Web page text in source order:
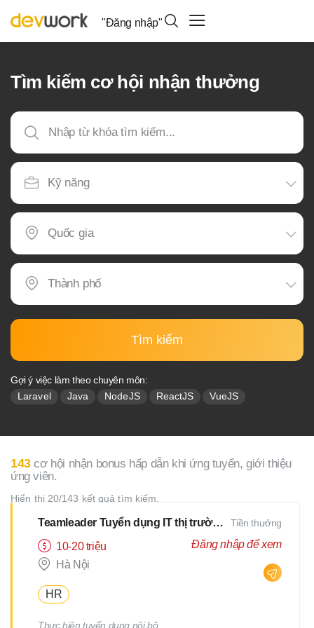
"Đăng nhập"
Tìm kiếm cơ hội nhận thưởng
Tìm kiếm
Gợi ý việc làm theo chuyên môn:
Laravel Java NodeJS ReactJS VueJS
143cơ hội nhận bonus hấp dẫn khi ứng tuyển, giới thiệu
ứng viên.
Hiển thị 20/143 kết quả tìm kiếm.
Teamleader Tuyển dụng IT thị trường Nhật
10-20 triệu
Hà Nội
HR
Thực hiện tuyển dụng nội bộ
Tiền thưởng
Đăng nhập để xem